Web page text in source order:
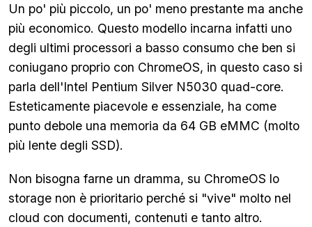
Un po' più piccolo, un po' meno prestante ma anche
più economico. Questo modello incarna infatti uno
degli ultimi processori a basso consumo che ben si
coniugano proprio con ChromeOS, in questo caso si
parla dell'Intel Pentium Silver N5030 quad-core.
Esteticamente piacevole e essenziale, ha come
punto debole una memoria da 64 GB eMMC (molto
più lente degli SSD).
Non bisogna farne un dramma, su ChromeOS lo
storage non è prioritario perché si "vive" molto nel
cloud con documenti, contenuti e tanto altro.